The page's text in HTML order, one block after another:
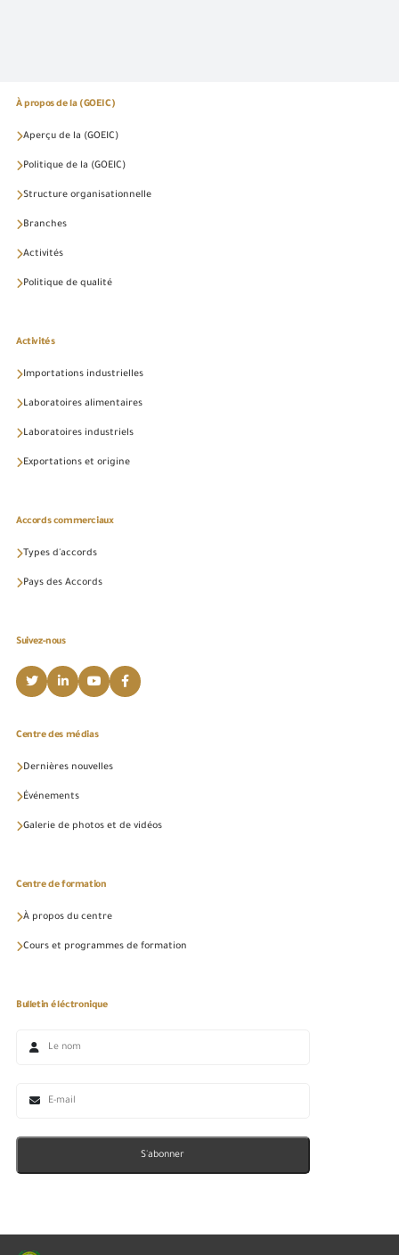
À propos de la (GOEIC)
Aperçu de la (GOEIC)
Politique de la (GOEIC)
Structure organisationnelle
Branches
Activités
Politique de qualité
Activités
Importations industrielles
Laboratoires alimentaires
Laboratoires industriels
Exportations et origine
Accords commerciaux
Types d'accords
Pays des Accords
Suivez-nous
Centre des médias
Dernières nouvelles
Événements
Galerie de photos et de vidéos
Centre de formation
À propos du centre
Cours et programmes de formation
Bulletin éléctronique
S'abonner